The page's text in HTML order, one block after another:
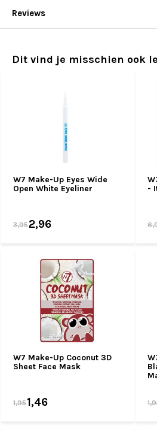
Reviews
Dit vind je misschien ook
W7 Make-Up Eyes Wide
Open White Eyeliner
3,952,96
-
W7 Make-Up Coconut 3D
Sheet Face Mask
1,951,46